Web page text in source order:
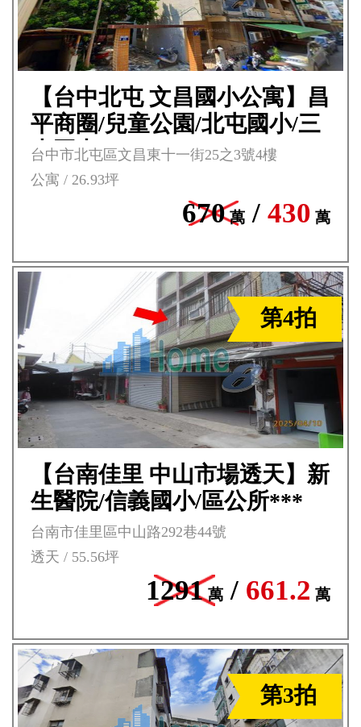
【台中北屯 文昌國小公寓】昌
平商圈/兒童公園/北屯國小/三
光國中***
台中市北屯區文昌東十一街25之3號4樓
公寓 / 26.93坪
670 萬 /430 萬
第4拍
【台南佳里 中山市場透天】新
生醫院/信義國小/區公所***
台南市佳里區中山路292巷44號
透天 / 55.56坪
1291 萬 /661.2 萬
第3拍